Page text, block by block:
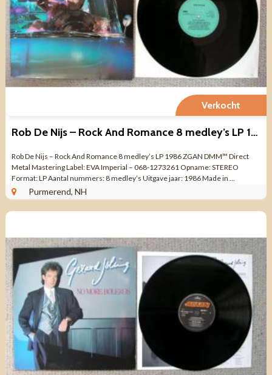
Verkocht
Rob De Nijs – Rock And Romance 8 medley’s LP 1986 ZGAN
Rob De Nijs – Rock And Romance 8 medley’s LP 1986 ZGAN DMM™ Direct
Metal Mastering Label: EVA Imperial – 068-1273261 Opname: STEREO
Format: LP Aantal nummers: 8 medley’s Uitgave jaar: 1986 Made in ...
Purmerend, NH